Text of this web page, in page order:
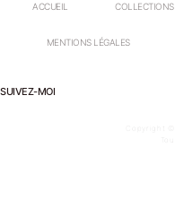
ACCUEIL COLLECTIONS
MENTIONS LÉGALES
SUIVEZ-MOI